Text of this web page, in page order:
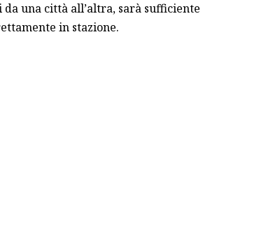
una città all’altra, sarà sufficiente
in stazione.